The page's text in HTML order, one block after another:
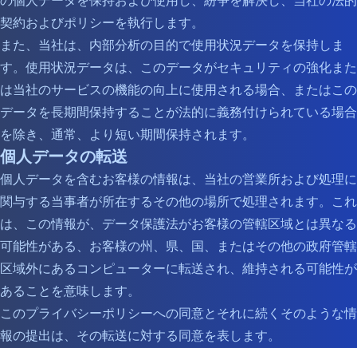
契約およびポリシーを執行します。
また、当社は、内部分析の目的で使用状況データを保持しま
す。使用状況データは、このデータがセキュリティの強化また
は当社のサービスの機能の向上に使用される場合、またはこの
データを長期間保持することが法的に義務付けられている場合
を除き、通常、より短い期間保持されます。
個人データの転送
個人データを含むお客様の情報は、当社の営業所および処理に
関与する当事者が所在するその他の場所で処理されます。これ
は、この情報が、データ保護法がお客様の管轄区域とは異なる
可能性がある、お客様の州、県、国、またはその他の政府管轄
区域外にあるコンピューターに転送され、維持される可能性が
あることを意味します。
このプライバシーポリシーへの同意とそれに続くそのような情
報の提出は、その転送に対する同意を表します。